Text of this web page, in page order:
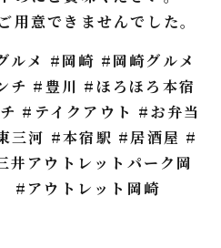
用意できませんでした。
ルメ #岡崎 #岡崎グルメ
チ #豊川 #ほろほろ本宿
#テイクアウト #お弁当
三河 #本宿駅 #居酒屋 #
アウトレットパーク岡
#アウトレット岡崎